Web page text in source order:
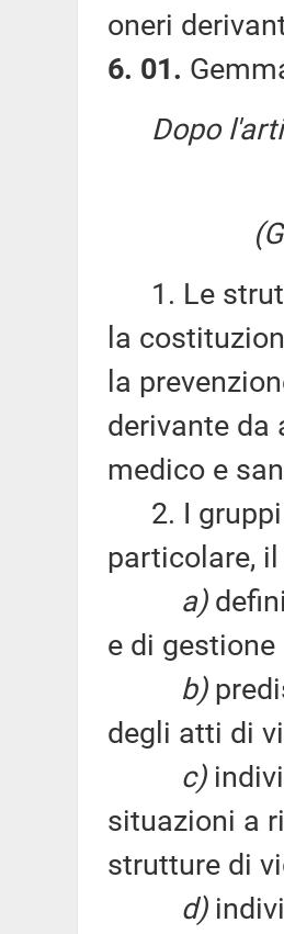
oneri
6. 01.
Dopo
1. Le
la
la
derivante da
medico e
2. I gruppi
particolare,
a)
e di
b)
degli atti di
c)
situazioni a
strutture di
d)